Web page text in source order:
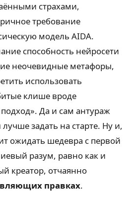
страхами,
требование
модель AIDA.
способность нейросети
неочевидные метафоры,
использовать
клише вроде
Да и сам антураж
задать на старте. Ну и,
ожидать шедевра с первой
разум, равно как и
креатор, отчаянно
правках.